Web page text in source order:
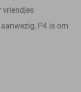
vriendjes
P4 is om